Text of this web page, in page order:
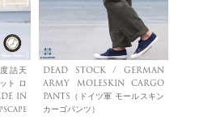
詰天
ト ロ
IN
DEAD STOCK / GERMAN
ARMY MOLESKIN CARGO
PANTS（ドイツ軍 モールスキン
カーゴパンツ）